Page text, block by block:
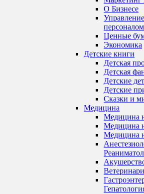
О Бизнесе
персоналом
Ценные
Экономика
Детские книги
Детская
Детская
Детские
Детские
Сказки и
Медицина
Медицина
Медицина
Медицина